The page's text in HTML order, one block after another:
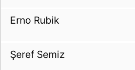
Erno Rubik
Şeref Semiz